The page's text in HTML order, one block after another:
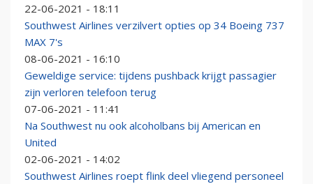
22-06-2021 - 18:11
Southwest Airlines verzilvert opties op 34 Boeing 737
MAX 7's
08-06-2021 - 16:10
Geweldige service: tijdens pushback krijgt passagier
zijn verloren telefoon terug
07-06-2021 - 11:41
Na Southwest nu ook alcoholbans bij American en
United
02-06-2021 - 14:02
Southwest Airlines roept flink deel vliegend personeel